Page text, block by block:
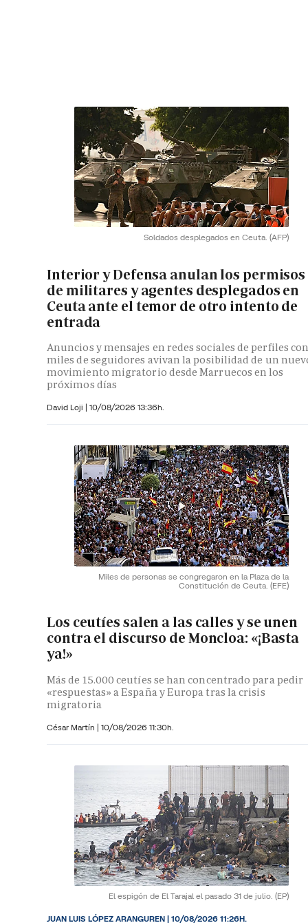
Soldados desplegados en Ceuta. (AFP)
Interior y Defensa anulan los permisos
de militares y agentes desplegados en
Ceuta ante el temor de otro intento de
entrada
Anuncios y mensajes en redes sociales de perfiles
miles de seguidores avivan la posibilidad de un
movimiento migratorio desde Marruecos en los
próximos días
David Loji | 10/08/2026 13:36h.
Miles de personas se congregaron en la Plaza de la
Constitución de Ceuta. (EFE)
Los ceutíes salen a las calles y se unen
contra el discurso de Moncloa: «¡Basta
ya!»
Más de 15.000 ceutíes se han concentrado para pedir
«respuestas» a España y Europa tras la crisis
migratoria
César Martín | 10/08/2026 11:30h.
El espigón de El Tarajal el pasado 31 de julio. (EP)
JUAN LUIS LÓPEZ ARANGUREN |10/08/2026 11:26H.